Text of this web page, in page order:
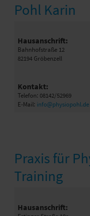
Pohl Karin
Hausanschrift:
Bahnhofstraße 12
82194 Gröbenzell
Kontakt:
Telefon: 08142/52969
E-Mail: info@physiopohl.de
Praxis für
Training
Hausanschrift: